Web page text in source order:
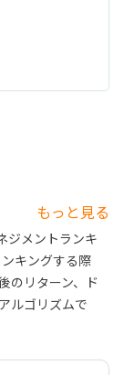
もっと見る
ジメントランキ
キングする際
のリターン、ド
ルゴリズムで